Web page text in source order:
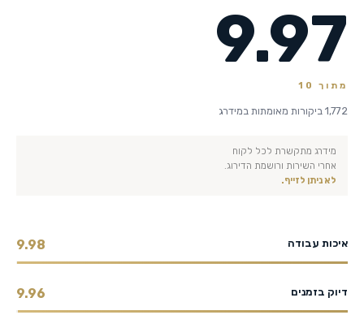
9.97
מתוך 10
1,772 ביקורות מאומתות במידרג
מידרג מתקשרת לכל לקוח
אחרי השירות ורושמת הדירוג.
לא ניתן לזייף.
איכות עבודה 9.98
דיוק בזמנים 9.96